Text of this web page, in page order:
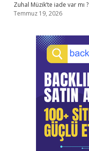
Zuhal Müzik’te iade var mı ?
Temmuz 19, 2026